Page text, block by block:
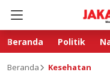
Beranda Politik
Beranda Kesehatan